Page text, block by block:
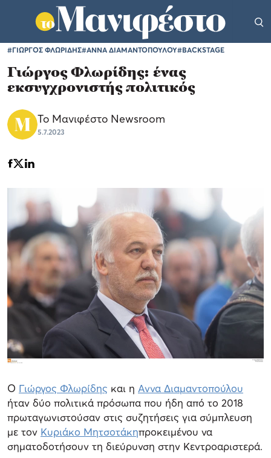
#ΓΙΩΡΓΟΣ ΦΛΩΡΙΔΗΣ#ΑΝΝΑ ΔΙΑΜΑΝΤΟΠΟΥΛΟΥ#BACKSTAGE
Γιώργος Φλωρίδης: ένας
εκσυγχρονιστής πολιτικός
Το Μανιφέστο Newsroom
5.7.2023
Ο Γιώργος Φλωρίδης και η Αννα Διαμαντοπούλου
ήταν δύο πολιτικά πρόσωπα που ήδη από το 2018
πρωταγωνιστούσαν στις συζητήσεις για σύμπλευση
με τον Κυριάκο Μητσοτάκηπροκειμένου να
σηματοδοτήσουν τη διεύρυνση στην Κεντροαριστερά.